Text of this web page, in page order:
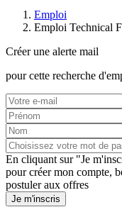
Emploi
Emploi Technical
Créer une alerte mail
pour cette recherche
En cliquant sur "Je
pour créer mon compte,
postuler aux offres
Je m'inscris